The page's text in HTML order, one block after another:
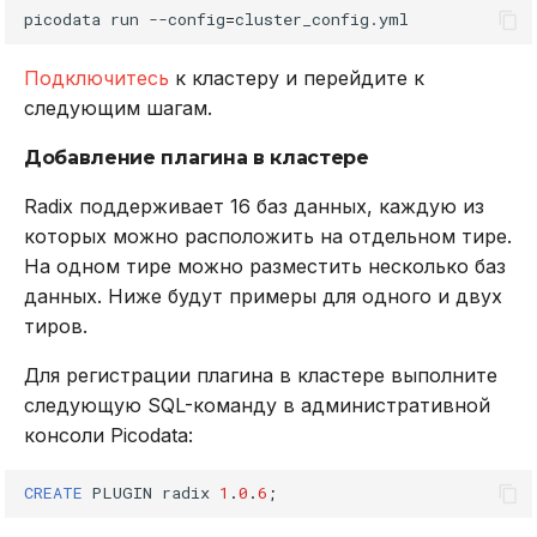
Общие команды
del
exists
expireat
picodata run --config=
Подключитесь к кластеру и перейдите к
следующим шагам.
Добавление плагина в кластере
Radix поддерживает 16 баз данных, каждую из
которых можно расположить на отдельном тире.
На одном тире можно разместить несколько баз
данных. Ниже будут примеры для одного и двух
тиров.
Для регистрации плагина в кластере выполните
следующую SQL-команду в административной
консоли Picodata:
CREATE PLUGIN radix 1 .0 .6 ;